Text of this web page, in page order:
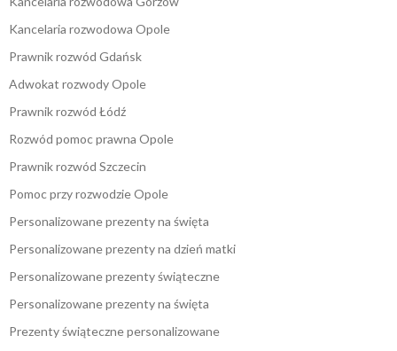
Kancelaria rozwodowa Opole
Prawnik rozwód Gdańsk
Adwokat rozwody Opole
Prawnik rozwód Łódź
Rozwód pomoc prawna Opole
Prawnik rozwód Szczecin
Pomoc przy rozwodzie Opole
Personalizowane prezenty na święta
Personalizowane prezenty na dzień matki
Personalizowane prezenty świąteczne
Personalizowane prezenty na święta
Prezenty świąteczne personalizowane